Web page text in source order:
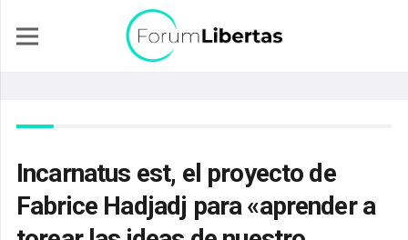
Incarnatus est, el proyecto de
Fabrice Hadjadj para «aprender a